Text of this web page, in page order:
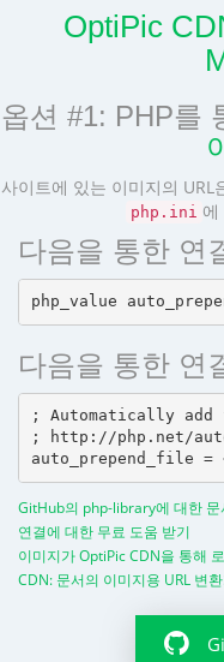
OptiPic
옵션 #1: PHP를
사이트에 있는 이미지의 URL
php.ini
다음을 통한 연
다음을 통한 연
; Automatically add
; http://php.net/
GitHub의 php-library에 대한 문
연결에 대한 무료 도움 받기
이미지가 OptiPic CDN을 통해
CDN: 문서의 이미지용 URL 변